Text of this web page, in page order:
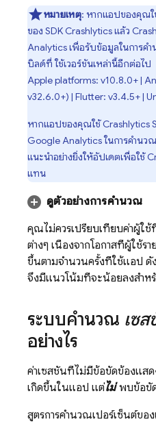
หมายเหตุ: หากแอปของคุณใ
ของ SDK Crashlyticsแล้ว
Analyticsเพื่อรับข้อมูลในการค
บิลด์ที่ ใช้เวอร์ชันเหล่านี้อีกต่อไป
Apple platforms: v10.8.0+ |
v32.6.0+) | Flutter: v3.4.5+ |
หากแอปของคุณใช้Crashlytics
Google Analyticsในการคำนว
แนะนำอย่างยิ่งให้อัปเดตเพื่อใช้
แทน
ดูตัวอย่างการคำนวณ
คุณไม่ควรเปรียบเทียบค่าผู้ใช้
ต่างๆ เนื่องจากโอกาสที่ผู้ใช้ร
ขึ้นตามจำนวนครั้งที่ใช้แอป
จึงมีแนวโน้มที่จะน้อยลงสำหรั
ระบบคำนวณ เซ
อย่างไร
ค่าเซสชันที่ไม่มีข้อขัดข้องแส
เกิดขึ้นในแอป แต่ไม่พบข้อขัด
สูตรการคำนวณเปอร์เซ็นต์ข